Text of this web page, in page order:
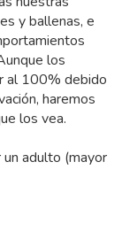
y ballenas, e
los
al 100% debido
haremos
los vea.
adulto (mayor